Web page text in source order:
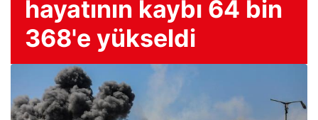
hayatının kaybı 64 bin
368'e yükseldi